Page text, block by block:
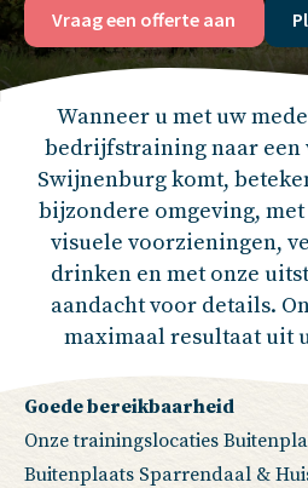
Vraag een offerte aan
Wanneer u met uw
bedrijfstraining naar een
Swijnenburg komt,
bijzondere omgeving,
visuele voorzieningen,
drinken en met onze
aandacht voor details.
maximaal resultaat uit
Goede bereikbaarheid
Onze trainingslocaties
Buitenplaats Sparrendaal &